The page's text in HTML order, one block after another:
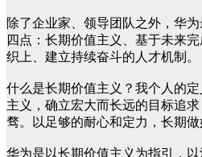
除了企业家、领导团队之外，华
四点：长期价值主义、基于未来
织上、建立持续奋斗的人才机制。
什么是长期价值主义？我个人的
主义，确立宏大而长远的目标追
骛。以足够的耐心和定力，长期做
华为是以长期价值主义为指引，